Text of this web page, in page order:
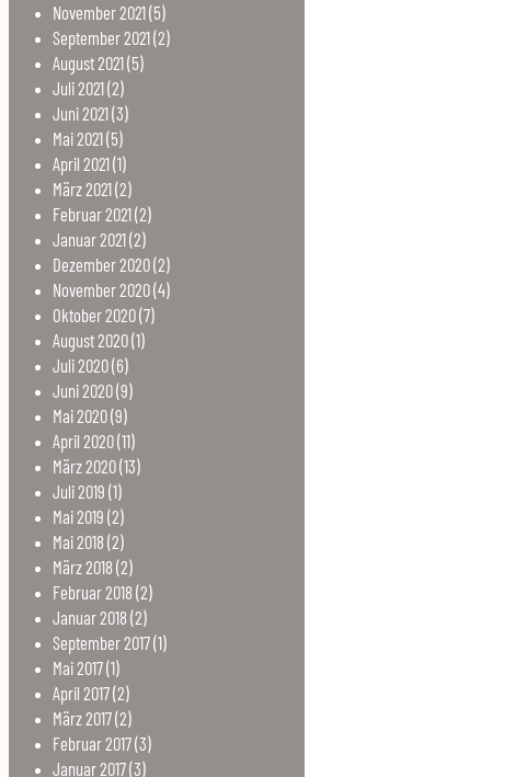
November2021(5)
September2021(2)
August2021(5)
Juli2021(2)
Juni2021(3)
Mai2021(5)
April 2021(1)
März2021(2)
Februar2021(2)
Januar2021(2)
Dezember2020(2)
November2020(4)
Oktober2020(7)
August2020(1)
Juli2020(6)
Juni2020(9)
Mai2020(9)
April 2020(11)
März2020(13)
Juli2019 (1)
Mai2019 (2)
Mai2018 (2)
März2018 (2)
Februar2018 (2)
Januar2018 (2)
September2017(1)
Mai2017(1)
April 2017(2)
März2017(2)
Februar2017(3)
Januar2017(3)